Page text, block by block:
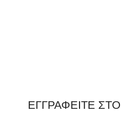
ΕΓΓΡΑΦΕΙΤΕ